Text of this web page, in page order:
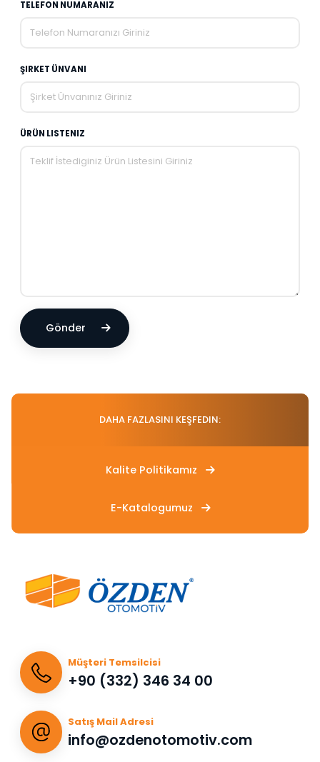
TELEFON NUMARANIZ
ŞIRKET ÜNVANI
ÜRÜN LISTENIZ
Gönder
DAHA FAZLASINI KEŞFEDIN:
Kalite Politikamız
E-Katalogumuz
Müşteri Temsilcisi
+90 (332) 346 34 00
Satış Mail Adresi
info@ozdenotomotiv.com